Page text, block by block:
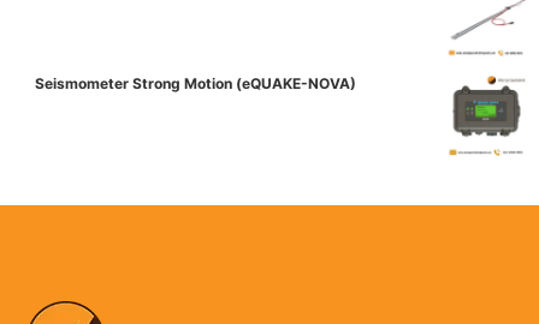
Seismometer Strong Motion (eQUAKE-NOVA)